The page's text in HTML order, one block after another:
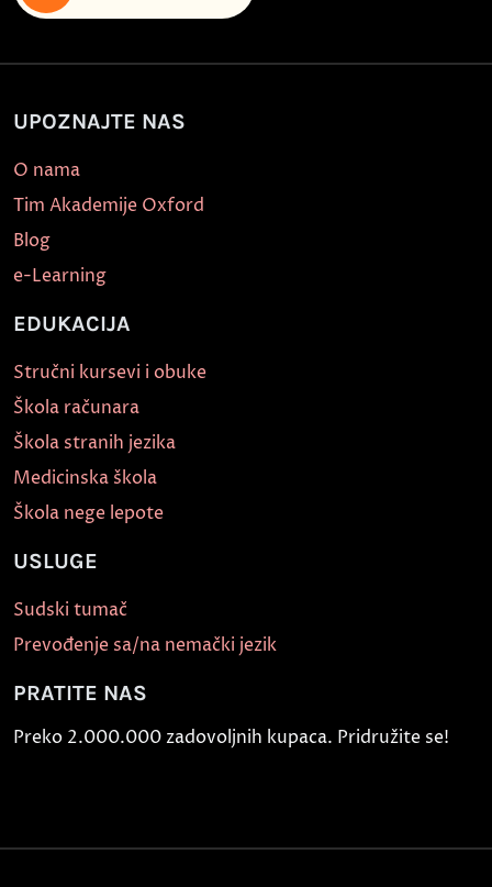
UPOZNAJTE NAS
O nama
Tim Akademije Oxford
Blog
e-Learning
EDUKACIJA
Stručni kursevi i obuke
Škola računara
Škola stranih jezika
Medicinska škola
Škola nege lepote
USLUGE
Sudski tumač
Prevođenje sa/na nemački jezik
PRATITE NAS
Preko 2.000.000 zadovoljnih kupaca. Pridružite se!